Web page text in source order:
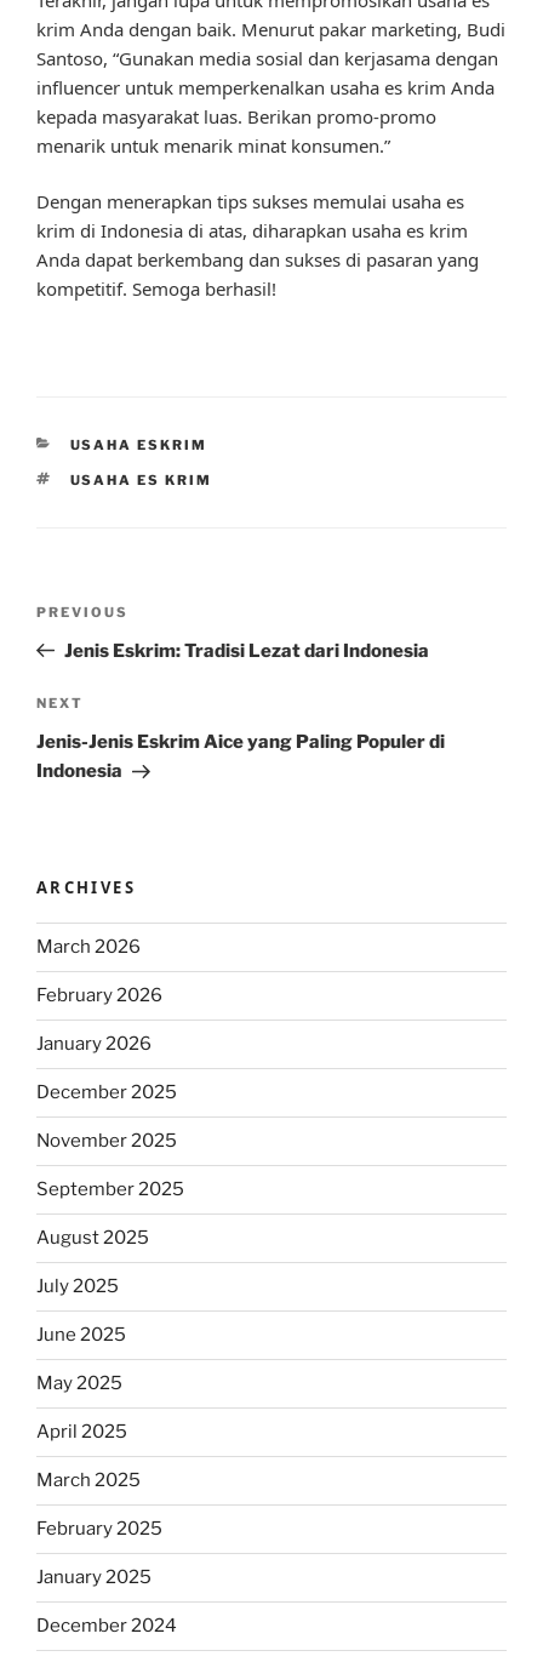
krim Anda dengan baik. Menurut pakar marketing, Budi
Santoso, “Gunakan media sosial dan kerjasama dengan
influencer untuk memperkenalkan usaha es krim Anda
kepada masyarakat luas. Berikan promo-promo
menarik untuk menarik minat konsumen.”
Dengan menerapkan tips sukses memulai usaha es
krim di Indonesia di atas, diharapkan usaha es krim
Anda dapat berkembang dan sukses di pasaran yang
kompetitif. Semoga berhasil!
CATEGORIES
USAHA ESKRIM
TAGS
USAHA ES KRIM
Previous
Post
PREVIOUS
Jenis Eskrim: Tradisi Lezat dari Indonesia
Next
Post
NEXT
Jenis-Jenis Eskrim Aice yang Paling Populer di
Indonesia
ARCHIVES
March 2026
February 2026
January 2026
December 2025
November 2025
September 2025
August 2025
July 2025
June 2025
May 2025
April 2025
March 2025
February 2025
January 2025
December 2024